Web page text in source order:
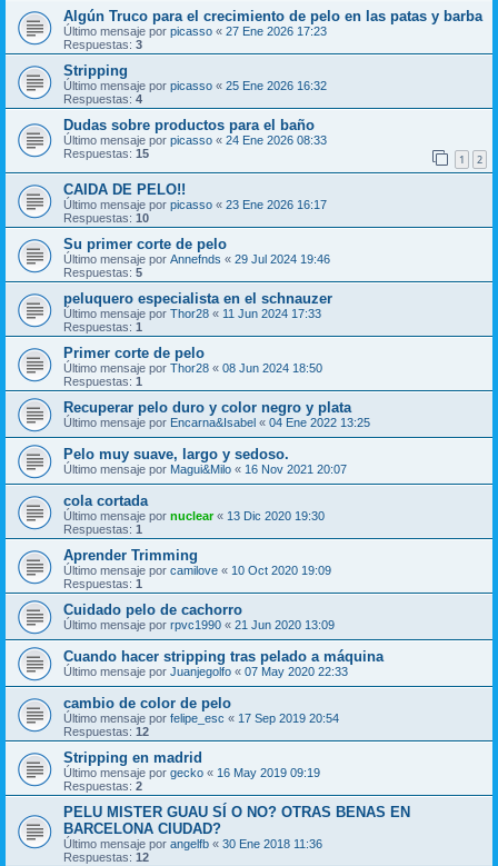
Algún Truco para el crecimiento de pelo en las patas y barba
Último mensaje por picasso « 27 Ene 2026 17:23
Respuestas: 3
Stripping
Último mensaje por picasso « 25 Ene 2026 16:32
Respuestas: 4
Dudas sobre productos para el baño
Último mensaje por picasso « 24 Ene 2026 08:33
Respuestas: 15 1 2
CAIDA DE PELO!!
Último mensaje por picasso « 23 Ene 2026 16:17
Respuestas: 10
Su primer corte de pelo
Último mensaje por Annefnds « 29 Jul 2024 19:46
Respuestas: 5
peluquero especialista en el schnauzer
Último mensaje por Thor28 « 11 Jun 2024 17:33
Respuestas: 1
Primer corte de pelo
Último mensaje por Thor28 « 08 Jun 2024 18:50
Respuestas: 1
Recuperar pelo duro y color negro y plata
Último mensaje por Encarna&Isabel « 04 Ene 2022 13:25
Pelo muy suave, largo y sedoso.
Último mensaje por Magui&Milo « 16 Nov 2021 20:07
cola cortada
Último mensaje por nuclear« 13 Dic 2020 19:30
Respuestas: 1
Aprender Trimming
Último mensaje por camilove « 10 Oct 2020 19:09
Respuestas: 1
Cuidado pelo de cachorro
Último mensaje por rpvc1990 « 21 Jun 2020 13:09
Cuando hacer stripping tras pelado a máquina
Último mensaje por Juanjegolfo « 07 May 2020 22:33
cambio de color de pelo
Último mensaje por felipe_esc « 17 Sep 2019 20:54
Respuestas: 12
Stripping en madrid
Último mensaje por gecko « 16 May 2019 09:19
Respuestas: 2
PELU MISTER GUAU SÍ O NO? OTRAS BENAS EN
BARCELONA CIUDAD?
Último mensaje por angelfb « 30 Ene 2018 11:36
Respuestas: 12